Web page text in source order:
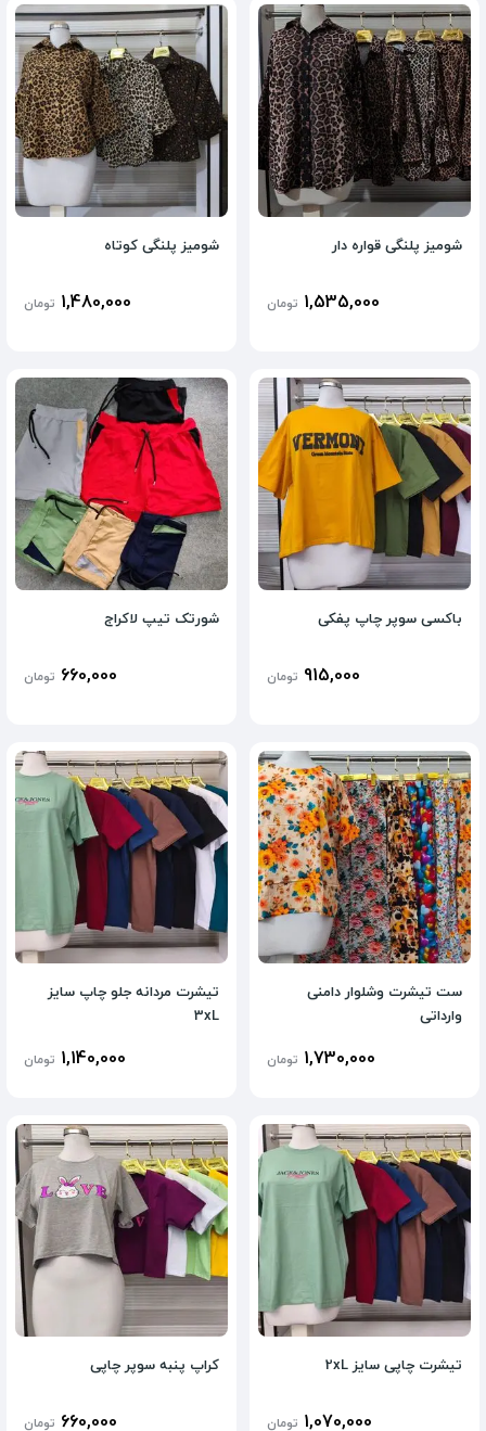
شومیز پلنگی قواره دار
1,535,000 تومان
شومیز پلنگی کوتاه
1,480,000 تومان
باکسی سوپر چاپ پفکی
915,000 تومان
شورتک تیپ لاکراج
660,000 تومان
ست تیشرت وشلوار دامنی
وارداتی
1,730,000 تومان
تیشرت مردانه جلو چاپ سایز
3xL
1,140,000 تومان
تیشرت چاپی سایز 2xL
1,070,000 تومان
کراپ پنبه سوپر چاپی
660,000 تومان